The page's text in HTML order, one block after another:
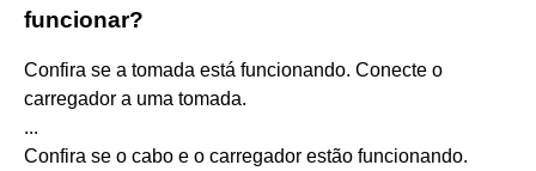
funcionar?
Confira se a tomada está funcionando. Conecte o
carregador a uma tomada.
...
Confira se o cabo e o carregador estão funcionando.